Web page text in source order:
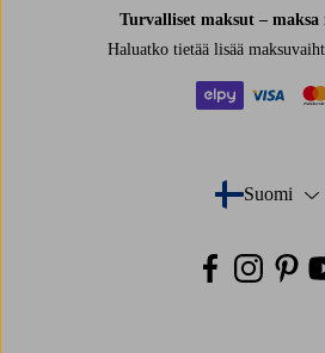
Turvalliset maksut – maksa
Haluatko tietää lisää
Suomi
- Valitse maa